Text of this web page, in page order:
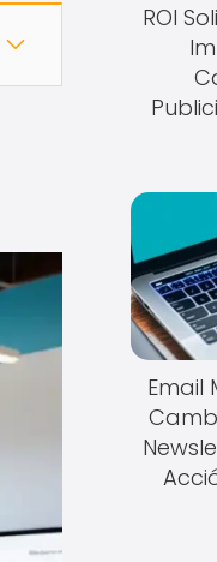
ROI
Email